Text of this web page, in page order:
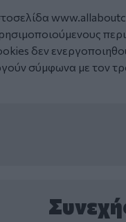
δεν
σύμφωνα με τον